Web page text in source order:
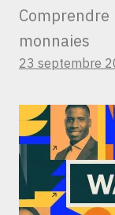
monnaies
23 septembre